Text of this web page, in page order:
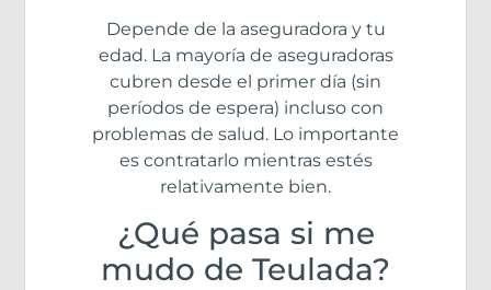
Depende de la aseguradora y tu
edad. La mayoría de aseguradoras
cubren desde el primer día (sin
períodos de espera) incluso con
problemas de salud. Lo importante
es contratarlo mientras estés
relativamente bien.
¿Qué pasa si me
mudo de Teulada?